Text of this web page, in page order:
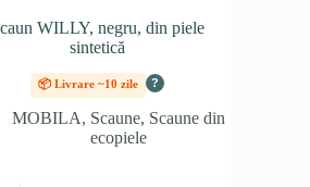
WILLY, negru, din piele
sintetică
📦 Livrare ~10 zile ?
MOBILA, Scaune, Scaune din
ecopiele